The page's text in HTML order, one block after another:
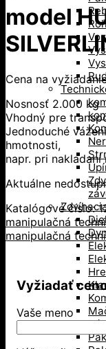
model
Cena na
Nosnosť 2.000 kg
Vhodný pre
Jednoduché
hmotnosti,
napr. pri
Aktuálne
Katalógové číslo:
manipulačná
manipulačná
Vyžiadať
Vaše meno